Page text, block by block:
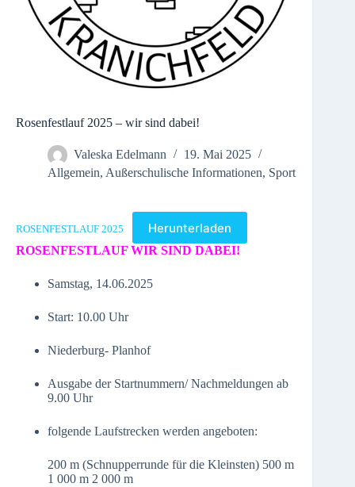
Rosenfestlauf 2025 – wir sind dabei!
Valeska Edelmann
19. Mai 2025
Allgemein, Außerschulische Informationen, Sport
ROSENFESTLAUF 2025 Herunterladen
ROSENFESTLAUF WIR SIND DABEI!
Samstag, 14.06.2025
Start: 10.00 Uhr
Niederburg- Planhof
Ausgabe der Startnummern/ Nachmeldungen ab
9.00 Uhr
folgende Laufstrecken werden angeboten:
200 m (Schnupperrunde für die Kleinsten) 500 m
1 000 m 2 000 m